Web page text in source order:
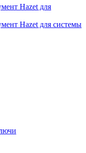
Hazet для
Hazet для системы